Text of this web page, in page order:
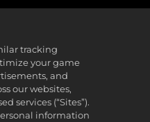
Reputación MyTEAM,
evento del Rey de
actual, así
de primera elección
mientras
Amenaza con tu Mi
tracking
your game
and
our websites,
services (“Sites”).
information